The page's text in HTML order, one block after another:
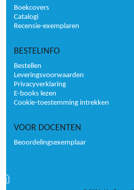
Boekcovers
Catalogi
Recensie-exemplaren
BESTELINFO
Bestellen
Leveringsvoorwaarden
Privacyverklaring
E-books lezen
Cookie-toestemming intrekken
VOOR DOCENTEN
Beoordelingsexemplaar